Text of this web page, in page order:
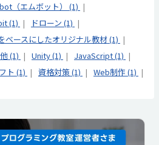
（エムボット） (1)
(1)
ドローン (1)
ベースにしたオリジナル教材 (1)
(1) Unity (1)
JavaScript (1)
ト (1) 資格対策 (1)
Web制作 (1)